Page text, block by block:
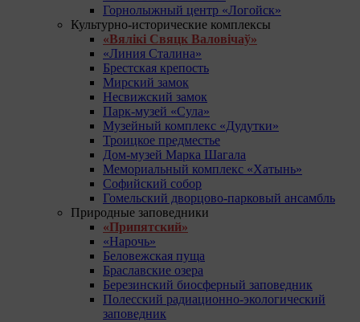
Горнолыжный центр «Логойск»
Культурно-исторические комплексы
«Вялікі Свяцк Валовічаў»
«Линия Сталина»
Брестская крепость
Мирский замок
Несвижский замок
Парк-музей «Сула»
Музейный комплекс «Дудутки»
Троицкое предместье
Дом-музей Марка Шагала
Мемориальный комплекс «Хатынь»
Софийский собор
Гомельский дворцово-парковый ансамбль
Природные заповедники
«Припятский»
«Нарочь»
Беловежская пуща
Браславские озера
Березинский биосферный заповедник
Полесский радиационно-экологический
заповедник